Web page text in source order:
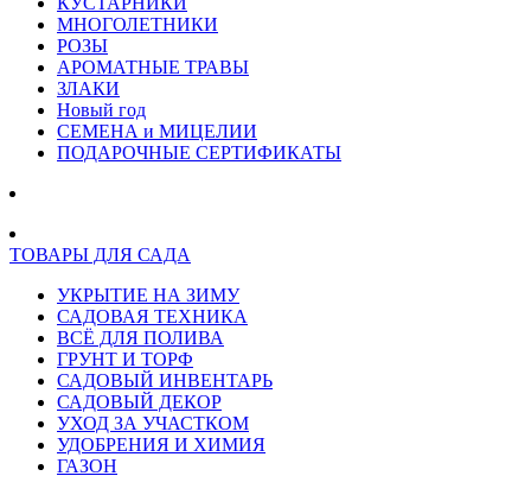
МНОГОЛЕТНИКИ
РОЗЫ
АРОМАТНЫЕ ТРАВЫ
ЗЛАКИ
Новый год
СЕМЕНА и МИЦЕЛИИ
ПОДАРОЧНЫЕ СЕРТИФИКАТЫ
ТОВАРЫ ДЛЯ САДА
УКРЫТИЕ НА ЗИМУ
САДОВАЯ ТЕХНИКА
ВСЁ ДЛЯ ПОЛИВА
ГРУНТ И ТОРФ
САДОВЫЙ ИНВЕНТАРЬ
САДОВЫЙ ДЕКОР
УХОД ЗА УЧАСТКОМ
УДОБРЕНИЯ И ХИМИЯ
ГАЗОН